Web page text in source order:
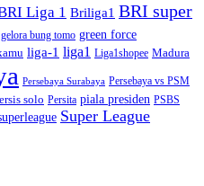
Liga 1 Briliga1 BRI super
gelora bung tomo green force
liga-1 liga1 Liga1shopee Madura
Persebaya Surabaya Persebaya vs PSM
solo Persita piala presiden PSBS
Super League